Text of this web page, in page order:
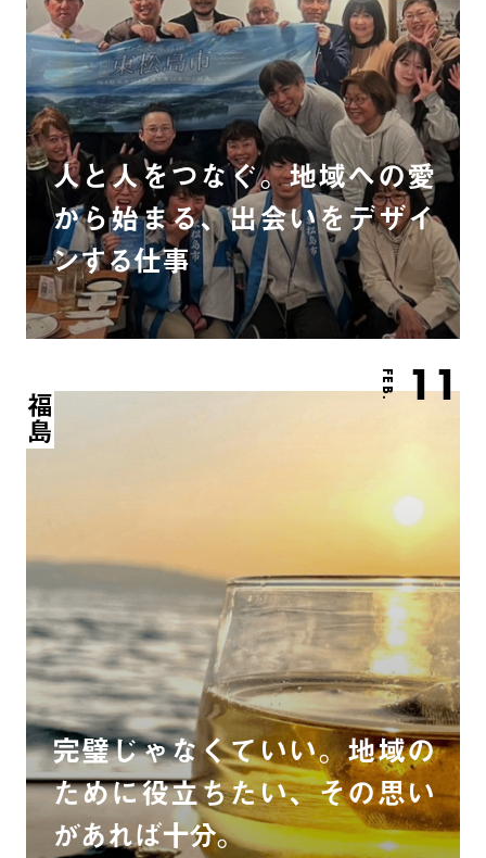
人と人をつなぐ。地域への愛
から始まる、出会いをデザイ
ンする仕事
FEB. 11
福島
完璧じゃなくていい。地域の
ために役立ちたい、その思い
があれば十分。